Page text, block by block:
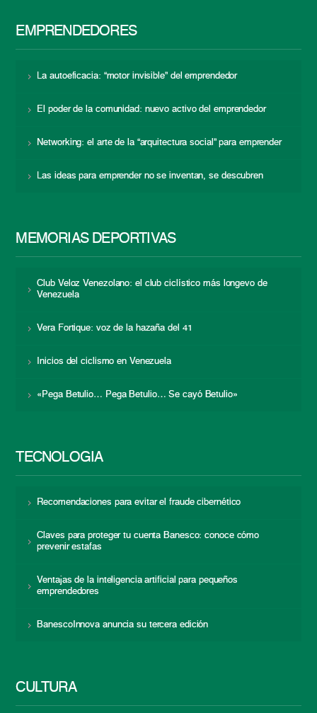
EMPRENDEDORES
La autoeficacia: “motor invisible” del emprendedor
El poder de la comunidad: nuevo activo del emprendedor
Networking: el arte de la “arquitectura social” para emprender
Las ideas para emprender no se inventan, se descubren
MEMORIAS DEPORTIVAS
Club Veloz Venezolano: el club ciclístico más longevo de
Venezuela
Vera Fortique: voz de la hazaña del 41
Inicios del ciclismo en Venezuela
«Pega Betulio… Pega Betulio… Se cayó Betulio»
TECNOLOGÍA
Recomendaciones para evitar el fraude cibernético
Claves para proteger tu cuenta Banesco: conoce cómo
prevenir estafas
Ventajas de la inteligencia artificial para pequeños
emprendedores
BanescoInnova anuncia su tercera edición
CULTURA